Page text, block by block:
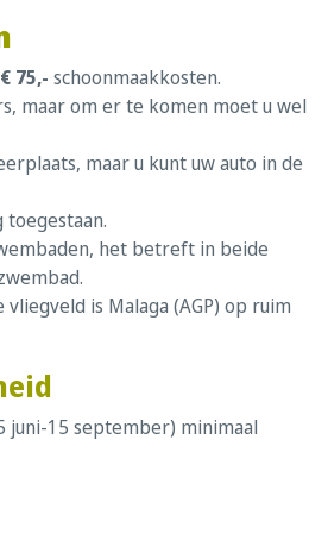
€ 75,- schoonmaakkosten.
maar om er te komen moet u wel
maar u kunt uw auto in de
toegestaan.
het betreft in beide
is Malaga (AGP) op ruim
juni-15 september) minimaal